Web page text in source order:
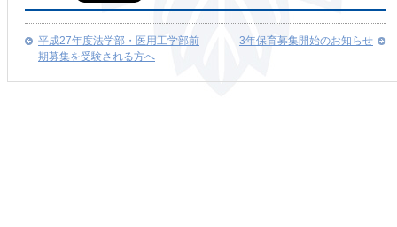
平成27年度法学部・医用工学部前
期募集を受験される方へ
3年保育募集開始のお知らせ